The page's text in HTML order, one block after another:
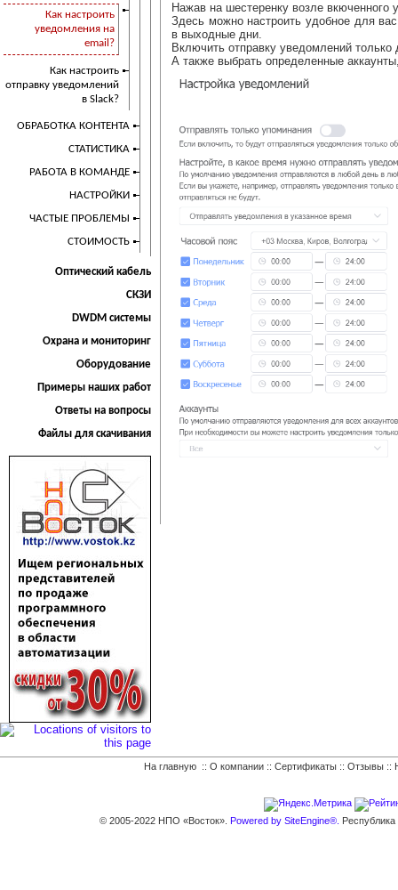
Как настроить
уведомления на
email?
Как настроить
отправку уведомлений
в Slack?
ОБРАБОТКА КОНТЕНТА
СТАТИСТИКА
РАБОТА В КОМАНДЕ
НАСТРОЙКИ
ЧАСТЫЕ ПРОБЛЕМЫ
СТОИМОСТЬ
Оптический кабель
СКЗИ
DWDM системы
Охрана и мониторинг
Оборудование
Примеры наших работ
Ответы на вопросы
Файлы для скачивания
Нажав на шестеренку возле вкюченного
Здесь можно настроить удобное для
в выходные дни.
Включить отправку уведомлений
А также выбрать определенные
На главную :: О компании :: Сертификаты :: Отзывы ::
© 2005-2022 НПО «Восток». Powered by SiteEngine®.